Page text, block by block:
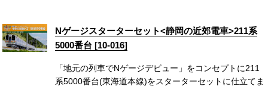
Nゲージスターターセット<静岡の近郊電車>211系
5000番台 [10-016]
「地元の列車でNゲージデビュー」をコンセプトに211
系5000番台(東海道本線)をスターターセットに仕立てま